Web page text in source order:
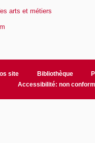
arts et métiers
site Bibliothèque
Accessibilité: non